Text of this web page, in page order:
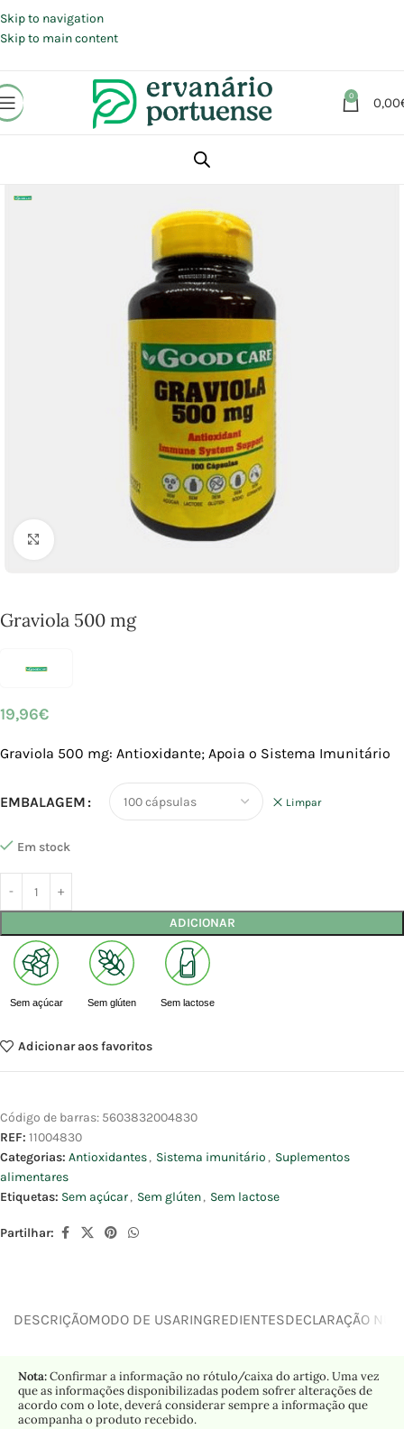
Skip to navigation
Skip to main content
0 0,00
Suplementos alimentares
Graviola 500 mg
19,96€
Graviola 500 mg: Antioxidante; Apoia o Sistema Imunitário
EMBALAGEM Limpar
Em stock
ADICIONAR
Sem açúcar Sem glúten Sem lactose
Adicionar aos favoritos
Código de barras: 5603832004830
REF: 11004830
Categorias: Antioxidantes, Sistema imunitário , Suplementos
alimentares
Etiquetas: Sem açúcar, Sem glúten, Sem lactose
Partilhar:
DESCRIÇÃOMODO DE USARINGREDIENTESDECLARAÇÃO
Nota:Confirmar a informação no rótulo/caixa do artigo. Uma vez
que as informações disponibilizadas podem sofrer alterações de
acordo com o lote, deverá considerar sempre a informação que
acompanha o produto recebido.